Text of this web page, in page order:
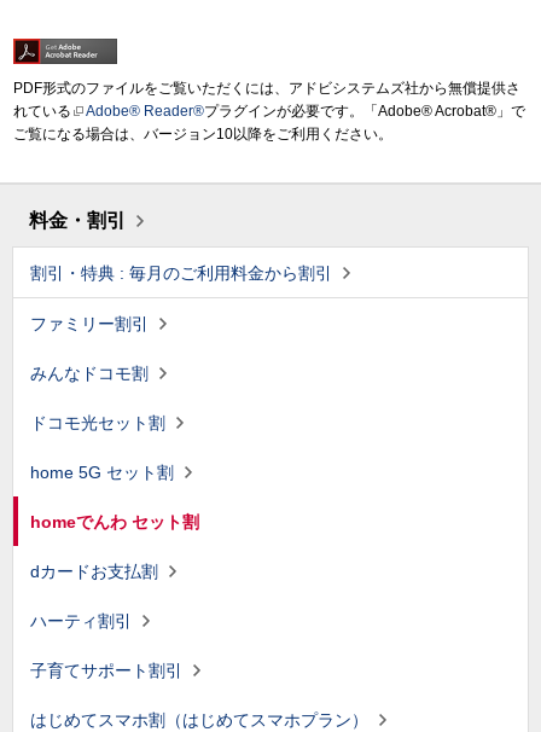
PDF形式のファイルをご覧いただくには、アドビシステムズ社から無償提供さ
れている
Adobe® Reader®プラグインが必要です。「Adobe® Acrobat®」で
ご覧になる場合は、バージョン10以降をご利用ください。
料金・割引
割引・特典 : 毎月のご利用料金から割引
ファミリー割引
みんなドコモ割
ドコモ光セット割
home 5G セット割
homeでんわ セット割
dカードお支払割
ハーティ割引
子育てサポート割引
はじめてスマホ割（はじめてスマホプラン）